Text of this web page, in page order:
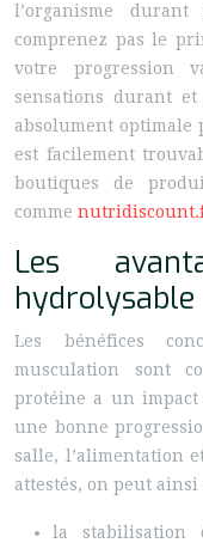
l’organisme
comprenez pas le
votre progression
sensations durant
absolument optimale
est facilement
boutiques de
comme
Les
hydrolysable
Les bénéfices
musculation sont
protéine a un impact
une bonne
salle, l’alimentation
attestés, on peut ainsi
la stabilisation